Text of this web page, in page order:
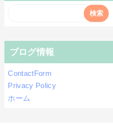
ブログ情報
ContactForm
Privacy Policy
ホーム